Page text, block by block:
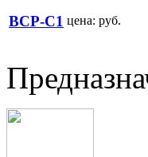
BCP-C1 цена: руб.